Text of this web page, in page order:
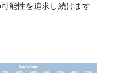
能性を追求し続けます